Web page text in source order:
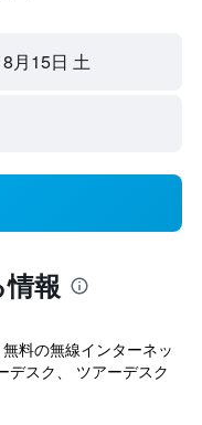
8月15日 土
報
料の無線インターネッ
デスク、 ツアーデスク